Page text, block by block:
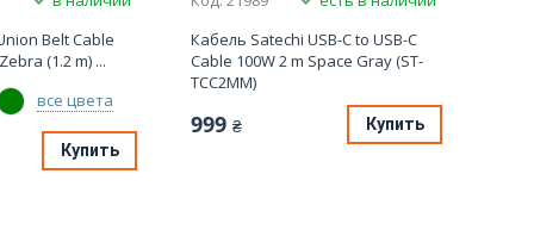
Belt Cable
(1.2 m) ...
все цвета
Купить
Кабель Satechi USB-C to USB-C
Cable 100W 2 m Space Gray (ST-
TCC2MM)
999 ₴ Купить